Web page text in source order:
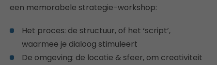
een memorabele strategie-workshop:
Het proces: de structuur, of het ‘script’,
waarmee je dialoog stimuleert
De omgeving: de locatie & sfeer, om creativiteit